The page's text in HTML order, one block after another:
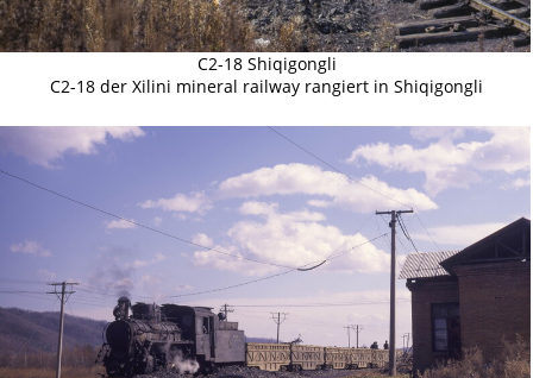
C2-18 Shiqigongli
C2-18 der Xilini mineral railway rangiert in Shiqigongli